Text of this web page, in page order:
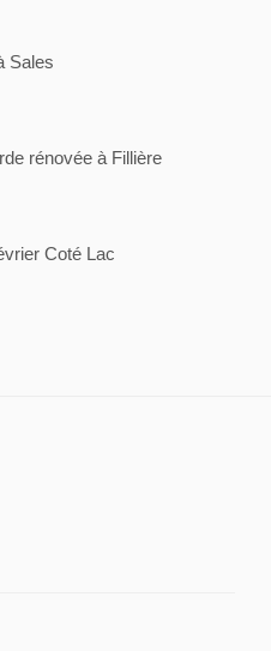
Sales
rénovée à Fillière
Coté Lac